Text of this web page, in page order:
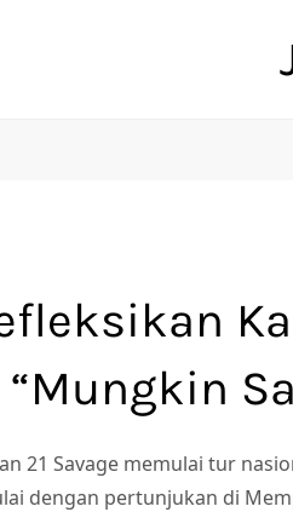
“Mungkin
21 Savage memulai tur
dengan pertunjukan di